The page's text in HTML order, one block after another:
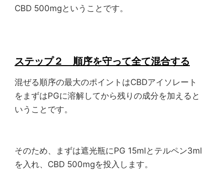
CBD 500mgということです。
ステップ２ 順序を守って全て混合する
混ぜる順序の最大のポイントはCBDアイソレート
をまずはPGに溶解してから残りの成分を加えると
いうことです。
そのため、まずは遮光瓶にPG 15mlとテルペン3ml
を入れ、CBD 500mgを投入します。